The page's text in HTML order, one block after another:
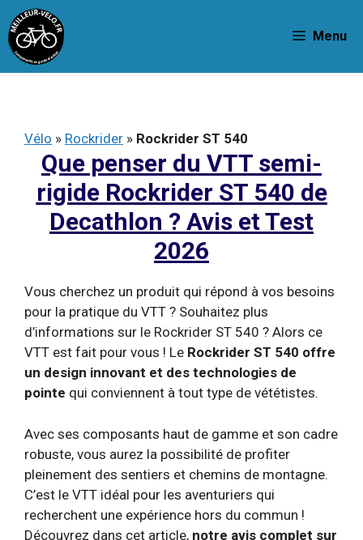
Aller
au
contenu
Menu
Vélo » Rockrider » Rockrider ST 540
Que penser du VTT semi-
rigide Rockrider ST 540 de
Decathlon ? Avis et Test
2026
Vous cherchez un produit qui répond à vos besoins
pour la pratique du VTT ? Souhaitez plus
d’informations sur le Rockrider ST 540 ? Alors ce
VTT est fait pour vous ! Le Rockrider ST 540 offre
un design innovant et des technologies de
pointe qui conviennent à tout type de vététistes.
Avec ses composants haut de gamme et son cadre
robuste, vous aurez la possibilité de profiter
pleinement des sentiers et chemins de montagne.
C’est le VTT idéal pour les aventuriers qui
recherchent une expérience hors du commun !
Découvrez dans cet article, notre avis complet sur